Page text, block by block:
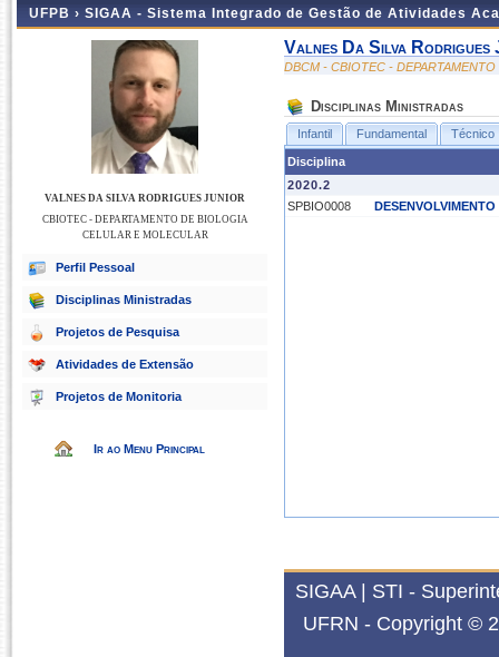
UFPB › SIGAA - Sistema Integrado de Gestão de Atividades
VALNES DA SILVA RODRIGUES JUNIOR
CBIOTEC - DEPARTAMENTO DE BIOLOGIA
CELULAR E MOLECULAR
Perfil Pessoal
Disciplinas Ministradas
Projetos de Pesquisa
Atividades de Extensão
Projetos de Monitoria
Ir ao Menu Principal
Valnes Da Silva Rodrigues
DBCM - CBIOTEC -
Disciplinas Ministradas
Infantil Fundamental Técnico
Disciplina
2020.2
SPBIO0008
SIGAA | STI -
UFRN - Copyright ©